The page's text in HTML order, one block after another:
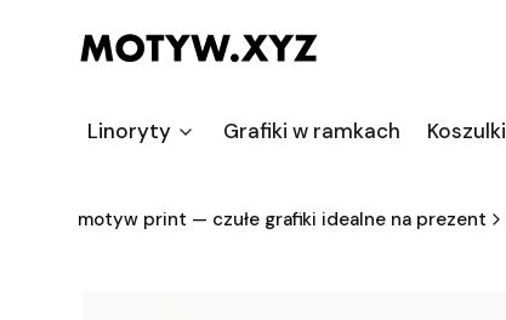
Linoryty Grafiki w ramkach Koszulki
motyw print — czułe grafiki idealne na prezent